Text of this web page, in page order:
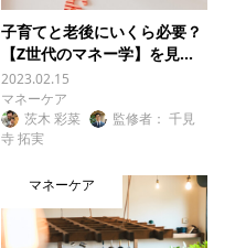
子育てと老後にいくら必要？
【Z世代のマネー学】を見...
2023.02.15
マネーケア
茨木 彩菜
監修者： 千見
寺 拓実
マネーケア